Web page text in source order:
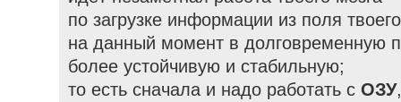
по загрузке информации из поля
на данный момент в долговременную
более устойчивую и стабильную;
то есть сначала и надо работать сОЗУ